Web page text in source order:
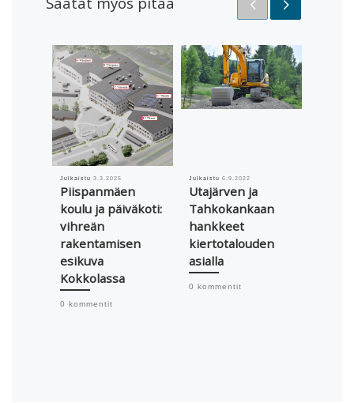
Julkaistu3.3.2025
Piispanmäen
koulu ja päiväkoti:
vihreän
rakentamisen
esikuva
Kokkolassa
0 kommentit
Julkaistu6.9.2022
Utajärven ja
Tahkokankaan
hankkeet
kiertotalouden
asialla
0 kommentit